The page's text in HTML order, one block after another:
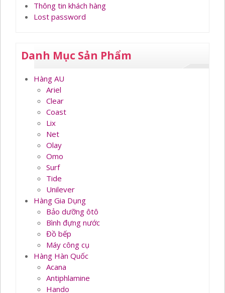
Thông tin khách hàng
Lost password
Danh Mục Sản Phẩm
Hàng AU
Ariel
Clear
Coast
Lix
Net
Olay
Omo
Surf
Tide
Unilever
Hàng Gia Dụng
Bảo dưỡng ôtô
Bình đựng nước
Đồ bếp
Máy công cụ
Hàng Hàn Quốc
Acana
Antiphlamine
Hando